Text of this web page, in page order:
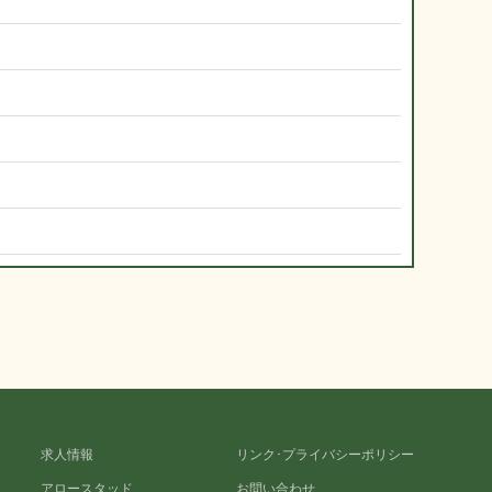
求人情報
アロースタッド
リンク･プライバシーポリシー
お問い合わせ